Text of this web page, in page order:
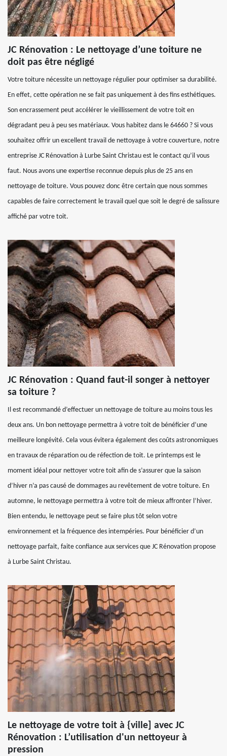
JC Rénovation : Le nettoyage d’une toiture ne
doit pas être négligé
Votre toiture nécessite un nettoyage régulier pour optimiser sa durabilité.
En effet, cette opération ne se fait pas uniquement à des fins esthétiques.
Son encrassement peut accélérer le vieillissement de votre toit en
dégradant peu à peu ses matériaux. Vous habitez dans le 64660 ? Si vous
souhaitez offrir un excellent travail de nettoyage à votre couverture, notre
entreprise JC Rénovation à Lurbe Saint Christau est le contact qu’il vous
faut. Nous avons une expertise reconnue depuis plus de 25 ans en
nettoyage de toiture. Vous pouvez donc être certain que nous sommes
capables de faire correctement le travail quel que soit le degré de salissure
affiché par votre toit.
JC Rénovation : Quand faut-il songer à nettoyer
sa toiture ?
Il est recommandé d’effectuer un nettoyage de toiture au moins tous les
deux ans. Un bon nettoyage permettra à votre toit de bénéficier d’une
meilleure longévité. Cela vous évitera également des coûts astronomiques
en travaux de réparation ou de réfection de toit. Le printemps est le
moment idéal pour nettoyer votre toit afin de s’assurer que la saison
d’hiver n’a pas causé de dommages au revêtement de votre toiture. En
automne, le nettoyage permettra à votre toit de mieux affronter l’hiver.
Bien entendu, le nettoyage peut se faire plus tôt selon votre
environnement et la fréquence des intempéries. Pour bénéficier d’un
nettoyage parfait, faite confiance aux services que JC Rénovation propose
à Lurbe Saint Christau.
Le nettoyage de votre toit à {ville] avec JC
Rénovation : L’utilisation d'un nettoyeur à
pression